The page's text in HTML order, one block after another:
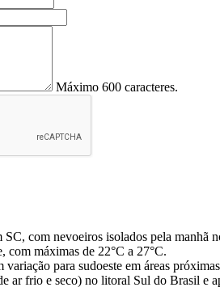
Máximo 600 caracteres.
SC, com nevoeiros isolados pela manhã
com máximas de 22°C a 27°C.
variação para sudoeste em áreas
ar frio e seco) no litoral Sul do Brasil